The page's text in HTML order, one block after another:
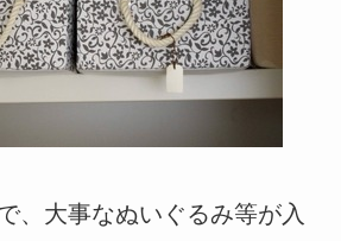
、大事なぬいぐるみ等が入